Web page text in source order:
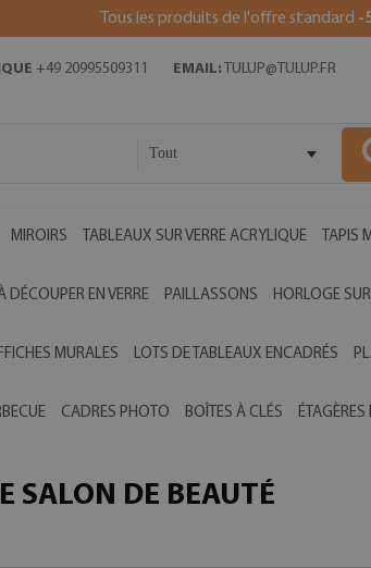
Tous les produits de l'offre standard -
+49 20995509311 EMAIL: TULUP@TULUP.FR
Tout
MIROIRS TABLEAUX SUR VERRE ACRYLIQUE TAPIS
DÉCOUPER EN VERRE PAILLASSONS HORLOGE SUR
MURALES LOTS DE TABLEAUX ENCADRÉS
CADRES PHOTO BOÎTES À CLÉS ÉTAGÈRES
SALON DE BEAUTÉ